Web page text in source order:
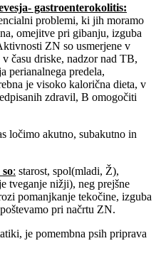
gastroenterokolitis:
problemi, ki jih moramo
omejitve pri gibanju, izguba
ZN so usmerjene v
času driske, nadzor nad TB,
perianalnega predela,
je visoko kalorična dieta, v
zdravil, B omogočiti
ločimo akutno, subakutno in
: starost, spol(mladi, Ž),
tveganje nižji), neg prejšne
pomanjkanje tekočine, izguba
pri načrtu ZN.
je pomembna psih priprava